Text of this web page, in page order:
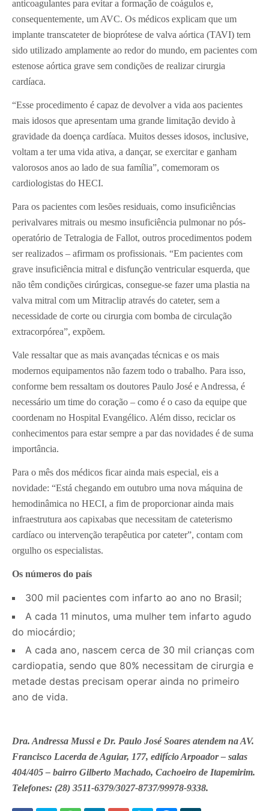
anticoagulantes para evitar a formação de coágulos e,
consequentemente, um AVC. Os médicos explicam que um
implante transcateter de bioprótese de valva aórtica (TAVI) tem
sido utilizado amplamente ao redor do mundo, em pacientes com
estenose aórtica grave sem condições de realizar cirurgia
cardíaca.
“Esse procedimento é capaz de devolver a vida aos pacientes
mais idosos que apresentam uma grande limitação devido à
gravidade da doença cardíaca. Muitos desses idosos, inclusive,
voltam a ter uma vida ativa, a dançar, se exercitar e ganham
valorosos anos ao lado de sua família”, comemoram os
cardiologistas do HECI.
Para os pacientes com lesões residuais, como insuficiências
perivalvares mitrais ou mesmo insuficiência pulmonar no pós-
operatório de Tetralogia de Fallot, outros procedimentos podem
ser realizados – afirmam os profissionais. “Em pacientes com
grave insuficiência mitral e disfunção ventricular esquerda, que
não têm condições cirúrgicas, consegue-se fazer uma plastia na
valva mitral com um Mitraclip através do cateter, sem a
necessidade de corte ou cirurgia com bomba de circulação
extracorpórea”, expõem.
Vale ressaltar que as mais avançadas técnicas e os mais
modernos equipamentos não fazem todo o trabalho. Para isso,
conforme bem ressaltam os doutores Paulo José e Andressa, é
necessário um time do coração – como é o caso da equipe que
coordenam no Hospital Evangélico. Além disso, reciclar os
conhecimentos para estar sempre a par das novidades é de suma
importância.
Para o mês dos médicos ficar ainda mais especial, eis a
novidade: “Está chegando em outubro uma nova máquina de
hemodinâmica no HECI, a fim de proporcionar ainda mais
infraestrutura aos capixabas que necessitam de cateterismo
cardíaco ou intervenção terapêutica por cateter”, contam com
orgulho os especialistas.
Os números do país
300 mil pacientes com infarto ao ano no Brasil;
A cada 11 minutos, uma mulher tem infarto agudo
do miocárdio;
A cada ano, nascem cerca de 30 mil crianças com
cardiopatia, sendo que 80% necessitam de cirurgia e
metade destas precisam operar ainda no primeiro
ano de vida.
Dra. Andressa Mussi e Dr. Paulo José Soares atendem na AV.
Francisco Lacerda de Aguiar, 177, edifício Arpoador – salas
404/405 – bairro Gilberto Machado, Cachoeiro de Itapemirim.
Telefones: (28) 3511-6379/3027-8737/99978-9338.